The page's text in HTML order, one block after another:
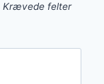
Krævede felter